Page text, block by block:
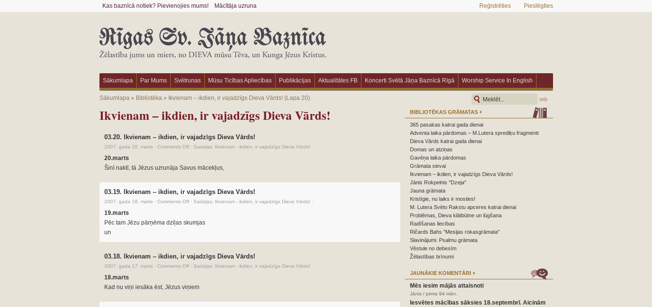
Kas baznīcā notiek? Pievienojies mums! Mācītāja uzruna Reģistrēties Pieslēgties
Sākumlapa Par Mums Svētrunas Mūsu Ticības Apliecības Publikācijas Aktualitātes FB Koncerti Svētā Jāņa Baznīcā Rīgā Worship Service In English
Sākumlapa» Bibliotēka» Ikvienam – ikdien, ir vajadzīgs Dieva Vārds!(Lapa 20)
Ikvienam – ikdien, ir vajadzīgs Dieva Vārds!
03.20. Ikvienam – ikdien, ir vajadzīgs Dieva Vārds!
2007. gada 20. marts · Comments Off · Sadaļas: Ikvienam - ikdien, ir vajadzīgs Dieva Vārds! ·
20.marts
Šinī naktī, tā Jēzus uzrunāja Savus mācekļus,
03.19. Ikvienam – ikdien, ir vajadzīgs Dieva Vārds!
2007. gada 18. marts · Comments Off · Sadaļas: Ikvienam - ikdien, ir vajadzīgs Dieva Vārds! ·
19.marts
Pēc tam Jēzu pārņēma dziļas skumjas
un
03.18. Ikvienam – ikdien, ir vajadzīgs Dieva Vārds!
2007. gada 17. marts · Comments Off · Sadaļas: Ikvienam - ikdien, ir vajadzīgs Dieva Vārds! ·
18.marts
Kad nu viņi iesāka ēst, Jēzus viņiem
BIBLIOTĒKAS GRĀMATAS
365 pasakas katrai gada dienai
Adventa laika pārdomas – M.Lutera sprediķu fragmenti
Dieva Vārds katrai gada dienai
Domas un atziņas
Gavēņa laika pārdomas
Grāmata sievai
Ikvienam – ikdien, ir vajadzīgs Dieva Vārds!
Jānis Rokpelnis "Dzeja"
Jauna grāmata
Kristīgie, nu laiks ir mosties!
M. Lutera Svēto Rakstu apceres katrai dienai
Problēmas, Dieva klātbūtne un lūgšana
Radīšanas liecības
Ričards Bahs "Mesijas rokasgrāmata"
Slavinājumi. Psalmu grāmata
Vēstule no debesīm
Žēlastības brīnumi
JAUNĀKIE KOMENTĀRI
Mēs iesim mājās attaisnoti
Jānis / pirms 94 mēn.
Iesvētes mācības sāksies 18.septembrī. Aicinām